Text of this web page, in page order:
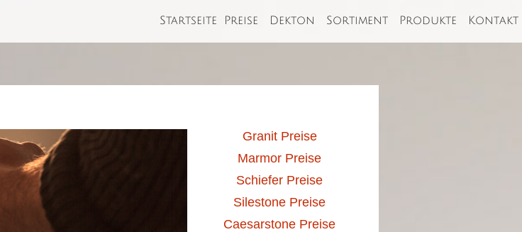
Startseite Preise Dekton Sortiment Produkte Kontakt
Granit Preise
Marmor Preise
Schiefer Preise
Silestone Preise
Caesarstone Preise